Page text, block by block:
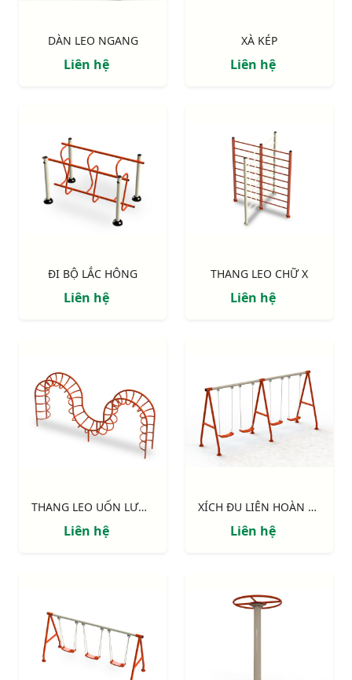
DÀN LEO NGANG
Liên hệ
XÀ KÉP
Liên hệ
ĐI BỘ LẮC HÔNG
Liên hệ
THANG LEO CHỮ X
Liên hệ
THANG LEO UỐN LƯỢN
Liên hệ
XÍCH ĐU LIÊN HOÀN 4 GHẾ
Liên hệ